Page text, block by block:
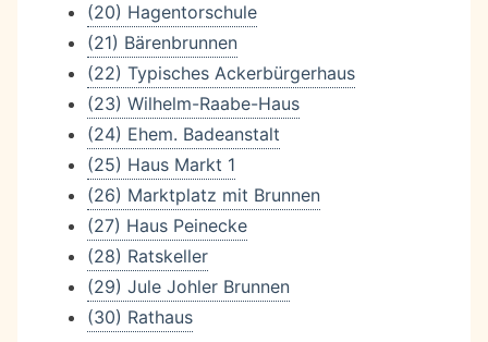
(20) Hagentorschule
(21) Bärenbrunnen
(22) Typisches Ackerbürgerhaus
(23) Wilhelm-Raabe-Haus
(24) Ehem. Badeanstalt
(25) Haus Markt 1
(26) Marktplatz mit Brunnen
(27) Haus Peinecke
(28) Ratskeller
(29) Jule Johler Brunnen
(30) Rathaus